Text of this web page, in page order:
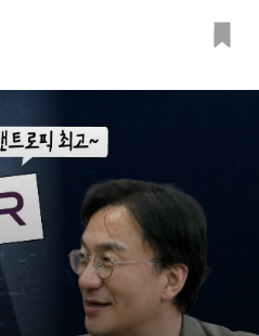
용하고 있다고 합니다. 인구 250만
water(한국수자원공사)는 60년의 관
관리 패러다임을 혁신하고 있습니다.
기'를 대어 연간 1조1000억 원어치
로 수질을 분석해 약품을 조절하는
벌 등대공장에 선정되기도 했죠. A